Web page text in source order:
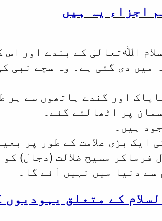
اجزاء یہ ہیں
اﷲتعالیٰ کے بندے اور
میں دی گئی ہے۔ وہ سچے نبی
اور گندے ہاتھوں سے ہر
پر اٹھالئے گئے۔
ہیں۔
ایک بڑی علامت کے طور پر
فرماکر مسیح ضلالت (دجال)
دنیا میں نہیں آئے گا۔
کے متعلق یہودیوں